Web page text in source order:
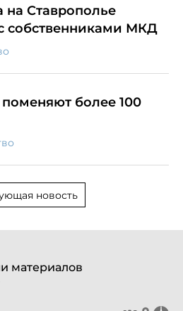
Ставрополье
собственниками МКД
более 100
новость
материалов